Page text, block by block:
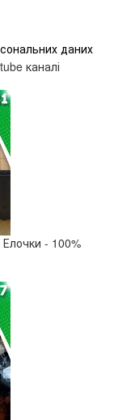
даних
каналі
- 100%